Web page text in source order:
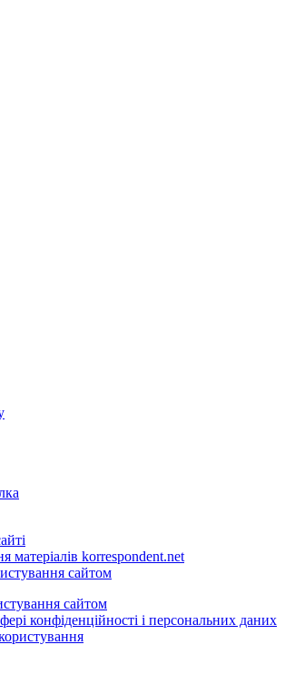
матеріалів korrespondent.net
сайтом
сайтом
конфіденційності і персональних даних